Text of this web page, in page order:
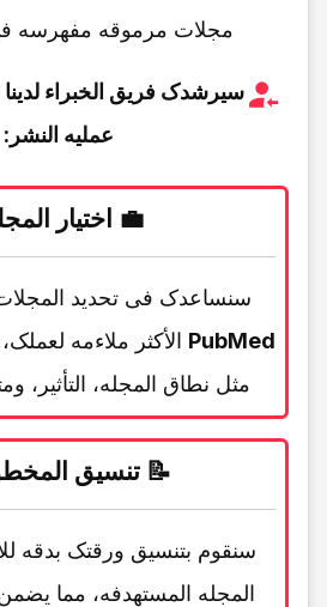
مجلات مرموقه مفهرسه
سیرشدک فریق الخبراء
عملیه النشر:
💼 اختیار
سنساعدک فی تحدید
PubMed الأکثر ملاءمه
مثل نطاق المجله، التأثیر،
📝تنسیق
سنقوم بتنسیق ورقتک بدقه
المجله المستهدفه، مما